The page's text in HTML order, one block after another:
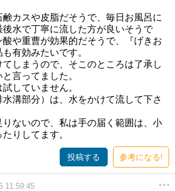
カスや皮脂だそうで、毎日お風呂に
後水で丁寧に流した方が良いそうで
や重曹が効果的だそうで、『げきお
有効みたいです。
しまうので、そこのところは了承し
言ってました。
していません。
溝部分）は、水をかけて流して下さ
ないので、私は手の届く範囲は、小
りしてます。
投稿する 参考になる!
11:59:45